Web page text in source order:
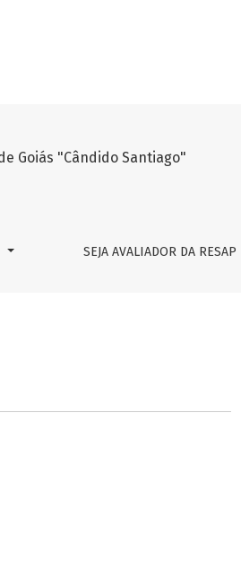
SEJA AVALIADOR DA RESAP